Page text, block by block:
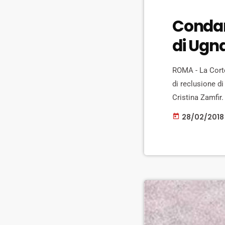
di
ROMA - La
di reclusione
Cristina
consiglio. La
today 28/02/2018